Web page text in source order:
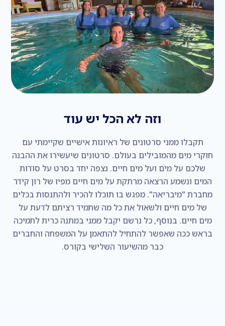
וזה לא הכל יש עוד
תקבלו ממני סרטונים של ראיונות אישיים שקיימתי עם
חוקרי מים מהמובילים בעולם. סרטונים שיעשירו את ההבנה
שלכם על מים ועל מים חיים. נצפה יחד בסרט על סודות
המים ונשמע הרצאה מרתקת על מים חיים מפיו של רון קידר
מחברת "מיבריאה". מפגש בו תוכלו להכיר ולהתנסות בכלים
של מים חיים ולשאול את כל מה שתמיד רציתם לדעת על
מים חיים. בנוסף, כל נרשם יקבל ממני במתנה כרית לתמיכה
בראש ככה שאפשר להתחיל להתאמן על המשפחה והחברים
כבר מהשיעור השלישי בקורס.